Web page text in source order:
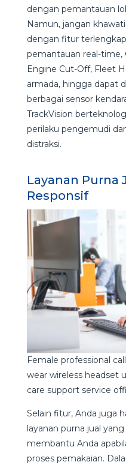
dengan pemantauan
Namun, jangan
dengan fitur
pemantauan real-time,
Engine Cut-Off, Fleet
armada, hingga dapat
berbagai sensor
TrackVision
perilaku pengemudi
distraksi.
Layanan Purna
Responsif
Female professional
wear wireless headset
care support service
Selain fitur, Anda juga
layanan purna jual
membantu Anda
proses pemakaian.